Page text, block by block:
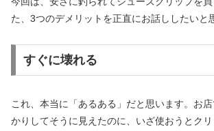
た、3つのデメリットを正直にお話ししたいと
すぐに壊れる
これ、本当に「あるある」だと思います。お
かりしてそうに見えたのに、いざ使おうとク